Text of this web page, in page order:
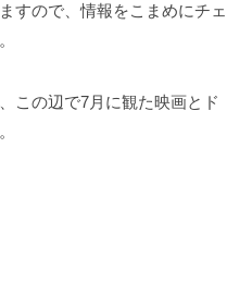
すので、情報をこまめにチェ
この辺で7月に観た映画とド